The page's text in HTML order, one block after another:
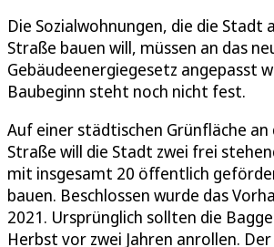
Die Sozialwohnungen, die die Stadt
Straße bauen will, müssen an das
Gebäudeenergiegesetz angepasst
Baubeginn steht noch nicht fest.
Auf einer städtischen Grünfläche
Straße will die Stadt zwei frei
mit insgesamt 20 öffentlich
bauen. Beschlossen wurde das
2021. Ursprünglich sollten die
Herbst vor zwei Jahren anrollen.